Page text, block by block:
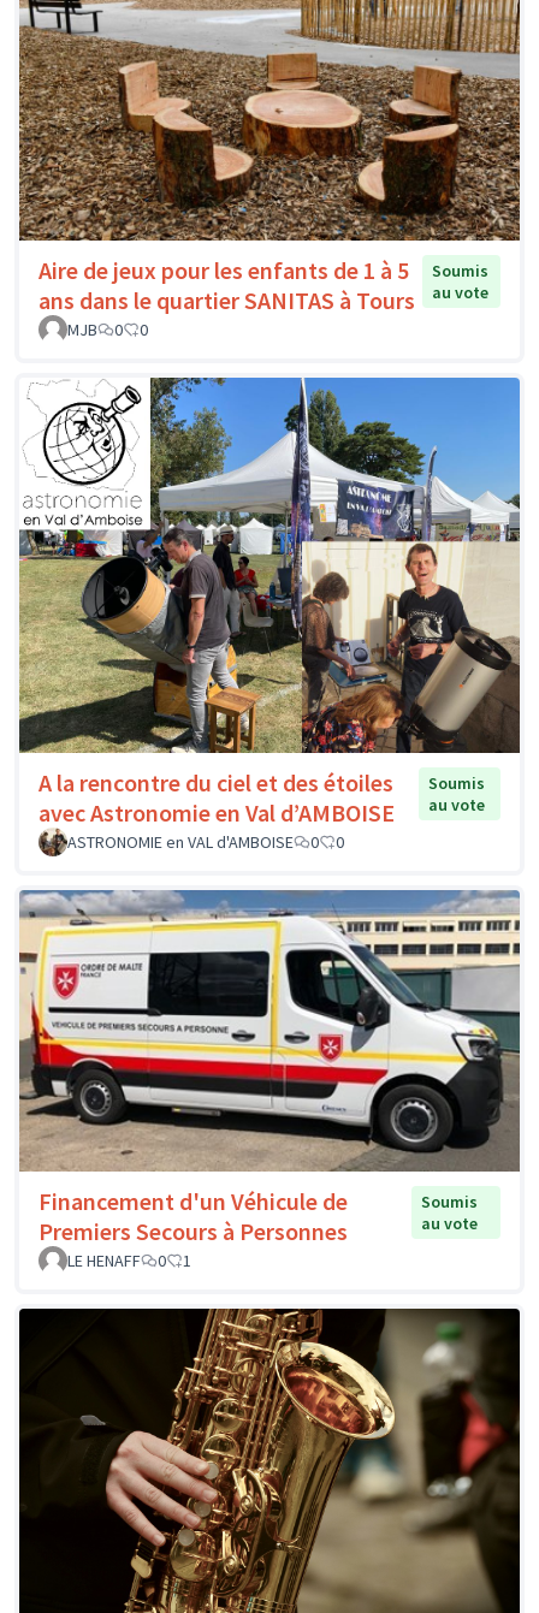
Aire de jeux pour les enfants de 1 à 5
ans dans le quartier SANITAS à Tours
Soumis
au vote
MJB
0 0
A la rencontre du ciel et des étoiles
avec Astronomie en Val d’AMBOISE
Soumis
au vote
ASTRONOMIE en VAL d'AMBOISE
0 0
Financement d'un Véhicule de
Premiers Secours à Personnes
Soumis
au vote
LE HENAFF
0 1